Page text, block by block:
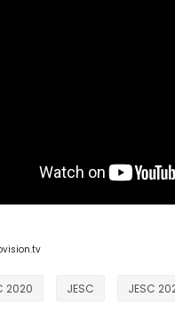
2020 JESC JESC